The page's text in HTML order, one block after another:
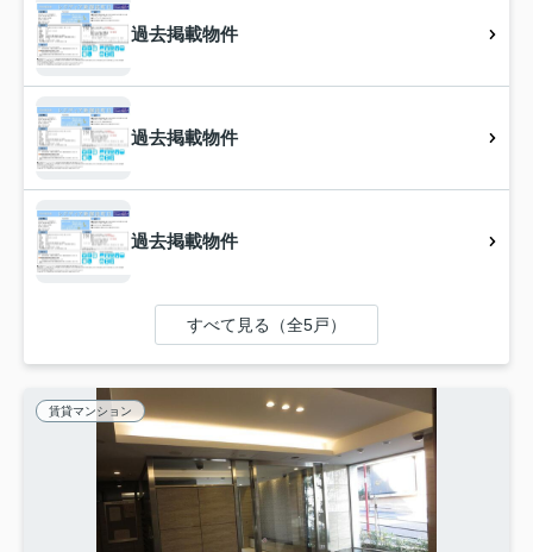
過去掲載物件
過去掲載物件
過去掲載物件
すべて見る（全5戸）
賃貸マンション